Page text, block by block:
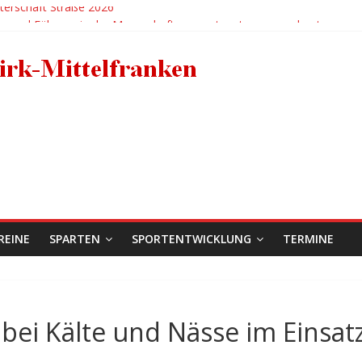
Straße 2026
SPARTEN SPORTENTWICKLUNG TERMINE
Kälte und Nässe im